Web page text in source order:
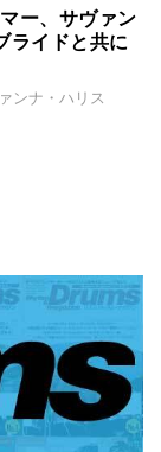
ー、サヴァン
ライドと共に
ンナ・ハリス